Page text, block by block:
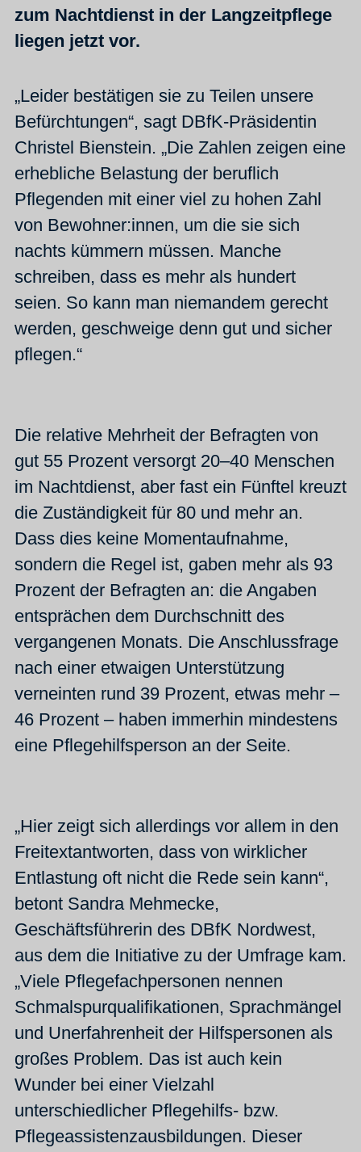
zum Nachtdienst in der Langzeitpflege
liegen jetzt vor.
„Leider bestätigen sie zu Teilen unsere
Befürchtungen“, sagt DBfK-Präsidentin
Christel Bienstein. „Die Zahlen zeigen eine
erhebliche Belastung der beruflich
Pflegenden mit einer viel zu hohen Zahl
von Bewohner:innen, um die sie sich
nachts kümmern müssen. Manche
schreiben, dass es mehr als hundert
seien. So kann man niemandem gerecht
werden, geschweige denn gut und sicher
pflegen.“
Die relative Mehrheit der Befragten von
gut 55 Prozent versorgt 20–40 Menschen
im Nachtdienst, aber fast ein Fünftel kreuzt
die Zuständigkeit für 80 und mehr an.
Dass dies keine Momentaufnahme,
sondern die Regel ist, gaben mehr als 93
Prozent der Befragten an: die Angaben
entsprächen dem Durchschnitt des
vergangenen Monats. Die Anschlussfrage
nach einer etwaigen Unterstützung
verneinten rund 39 Prozent, etwas mehr –
46 Prozent – haben immerhin mindestens
eine Pflegehilfsperson an der Seite.
„Hier zeigt sich allerdings vor allem in den
Freitextantworten, dass von wirklicher
Entlastung oft nicht die Rede sein kann“,
betont Sandra Mehmecke,
Geschäftsführerin des DBfK Nordwest,
aus dem die Initiative zu der Umfrage kam.
„Viele Pflegefachpersonen nennen
Schmalspurqualifikationen, Sprachmängel
und Unerfahrenheit der Hilfspersonen als
großes Problem. Das ist auch kein
Wunder bei einer Vielzahl
unterschiedlicher Pflegehilfs- bzw.
Pflegeassistenzausbildungen. Dieser